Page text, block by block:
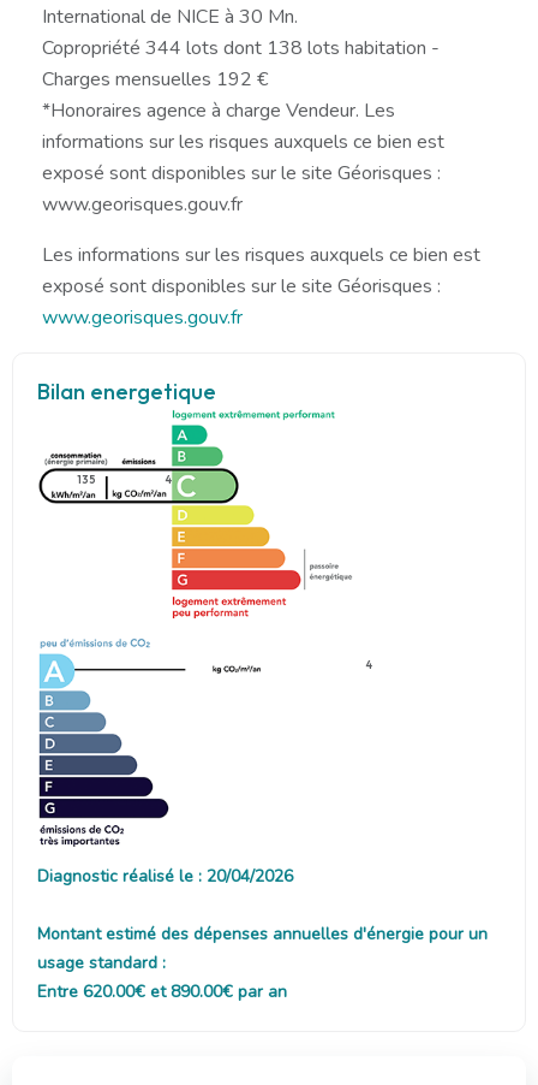
International de NICE à 30 Mn.
Copropriété 344 lots dont 138 lots habitation -
Charges mensuelles 192 €
*Honoraires agence à charge Vendeur. Les
informations sur les risques auxquels ce bien est
exposé sont disponibles sur le site Géorisques :
www.georisques.gouv.fr
Les informations sur les risques auxquels ce bien est
exposé sont disponibles sur le site Géorisques :
www.georisques.gouv.fr
Bilan energetique
135 4
4
Diagnostic réalisé le : 20/04/2026
Montant estimé des dépenses annuelles d'énergie pour un
usage standard :
Entre 620.00€ et 890.00€ par an